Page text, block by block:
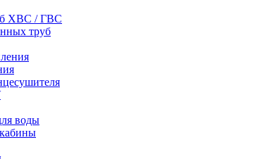
ХВС / ГВС
труб
воды